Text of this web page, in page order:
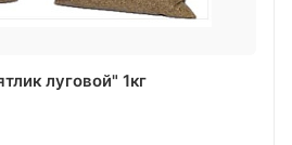
луговой" 1кг